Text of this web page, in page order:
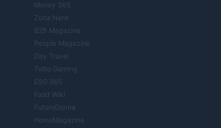
Money 365
Zona Nerd
B2B Magazine
People Magazine
Day Travel
Tutto Gaming
ESG 365
Food Wiki
FuturoDonna
HomeMagazine